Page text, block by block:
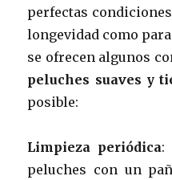
perfectas
longevidad como
se ofrecen algunos
peluches suaves y
posible:
Limpieza periódica:
peluches con un